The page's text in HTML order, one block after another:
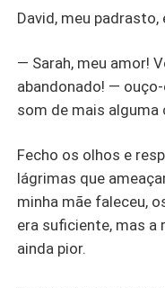
David, meu
— Sarah, meu amor!
abandonado! —
som de mais alguma
Fecho os olhos e
lágrimas que
minha mãe faleceu,
era suficiente, mas a
ainda pior.